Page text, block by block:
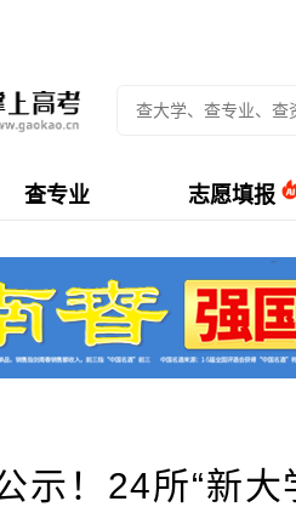
查专业 志愿填报
示！24所“新大